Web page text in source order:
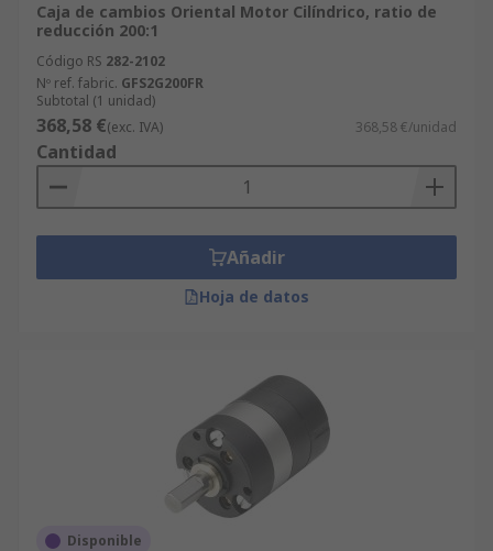
Caja de cambios Oriental Motor Cilíndrico, ratio de
reducción 200:1
Código RS 282-2102
Nº ref. fabric. GFS2G200FR
Subtotal (1 unidad)
368,58 €(exc. IVA) 368,58 €/unidad
Cantidad
Añadir
Hoja de datos
Disponible